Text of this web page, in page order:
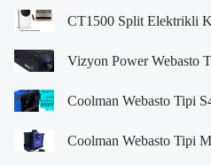
CT1500 Split Elektrikli
Vizyon Power Webasto
Coolman Webasto Tipi
Coolman Webasto Tipi